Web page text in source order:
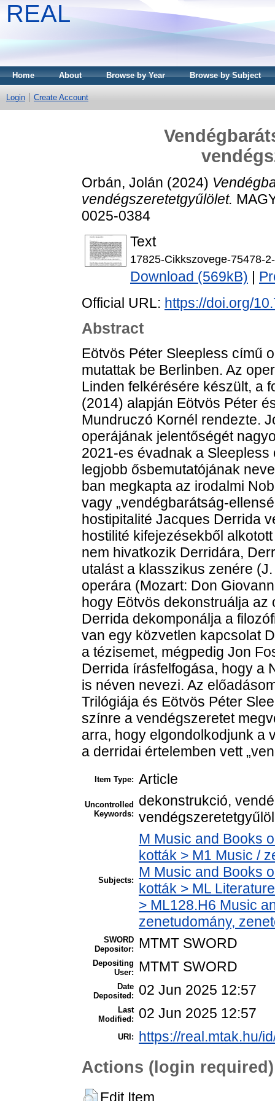
REAL
Home About Browse by Year Browse by Subject
Login Create Account
Orbán, Jolán (2024)
vendégszeretetgyűlölet.
0025-0384
Text
17825-Cikkszovege-75478-
Download (569kB)
Official URL: https://doi.org/
Abstract
Eötvös Péter Sleepless című
mutattak be Berlinben. Az
Linden felkérésére készült, a
(2014) alapján Eötvös Péter
Mundruczó Kornél rendezte.
operájának jelentőségét
2021-es évadnak a
legjobb ősbemutatójának
ban megkapta az irodalmi
vagy „vendégbarátság-
hostipitalité Jacques Derrida
hostilité kifejezésekből
nem hivatkozik Derridára,
utalást a klasszikus zenére
operára (Mozart: Don
hogy Eötvös dekonstruálja
Derrida dekomponálja a
van egy közvetlen kapcsolat
a tézisemet, mégpedig Jon
Derrida írásfelfogása, hogy a
is néven nevezi. Az
Trilógiája és Eötvös Péter
színre a vendégszeretet
arra, hogy elgondolkodjunk a
a derridai értelemben vett
Item Type: Article
Uncontrolled
Keywords:
dekonstrukció,
Subjects:
M Music and Books
kották > M1 Music /
M Music and Books
kották > ML
> ML128.H6 Music
zenetudomány,
SWORD
Depositor:
MTMT SWORD
Depositing
User:
MTMT SWORD
Date
Deposited:
02 Jun 2025 12:57
Last
Modified:
02 Jun 2025 12:57
URI: https://real.mtak.hu/
Actions (login required)
Edit Item